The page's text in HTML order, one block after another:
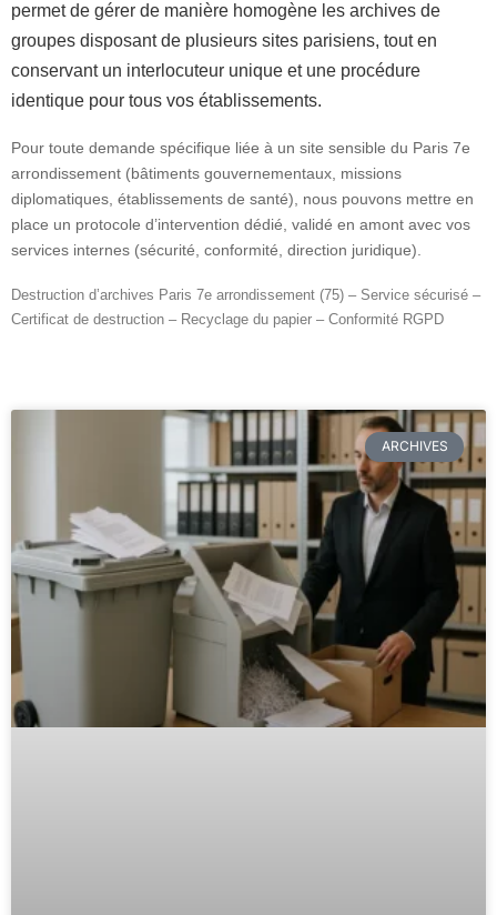
permet de gérer de manière homogène les archives de
groupes disposant de plusieurs sites parisiens, tout en
conservant un interlocuteur unique et une procédure
identique pour tous vos établissements.
Pour toute demande spécifique liée à un site sensible du Paris 7e
arrondissement (bâtiments gouvernementaux, missions
diplomatiques, établissements de santé), nous pouvons mettre en
place un protocole d’intervention dédié, validé en amont avec vos
services internes (sécurité, conformité, direction juridique).
Destruction d’archives Paris 7e arrondissement (75) – Service sécurisé –
Certificat de destruction – Recyclage du papier – Conformité RGPD
ARCHIVES